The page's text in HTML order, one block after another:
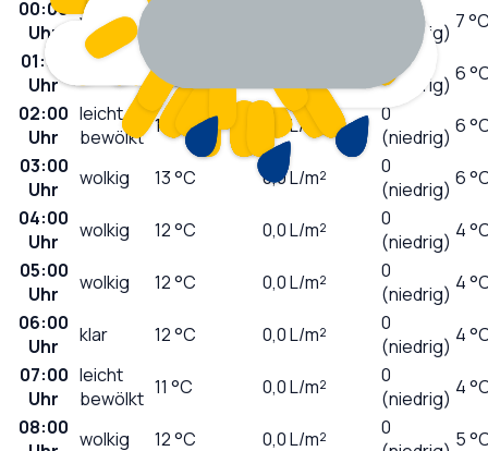
00:00
Uhr
wolkig
(niedrig) 7
01:00
Uhr
13
(niedrig) 6
02:00
Uhr
leicht
bewölkt 13 °C L/m²
0
(niedrig) 6
03:00
Uhr
wolkig 13°C 0,0L/m²
0
(niedrig) 6
04:00
Uhr
wolkig 12°C 0,0L/m²
0
(niedrig) 4
05:00
Uhr
wolkig 12°C 0,0L/m²
0
(niedrig) 4
06:00
Uhr
klar 12°C 0,0L/m²
0
(niedrig) 4
07:00
Uhr
leicht
bewölkt 11 °C 0,0L/m²
0
(niedrig) 4
08:00 wolkig 12°C 0,0L/m²
0
5